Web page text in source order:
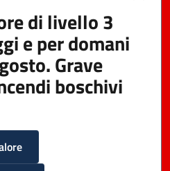
di livello 3
e per domani
Grave
boschivi